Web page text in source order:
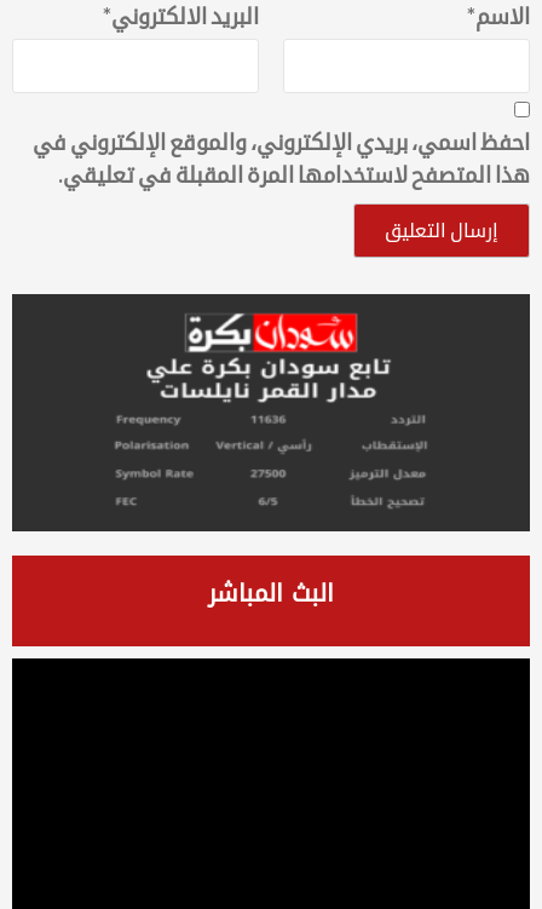
الاسم* البريد الالكتروني*
احفظ اسمي، بريدي الإلكتروني، والموقع الإلكتروني في
هذا المتصفح لاستخدامها المرة المقبلة في تعليقي.
البث المباشر